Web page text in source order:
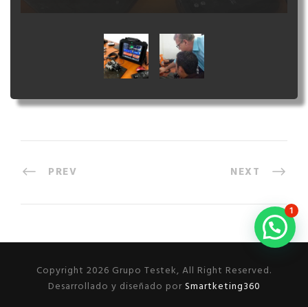
PREV NEXT
Copyright 2026 Grupo Testek, All Right Reserved.
Desarrollado y diseñado porSmartketing360
1